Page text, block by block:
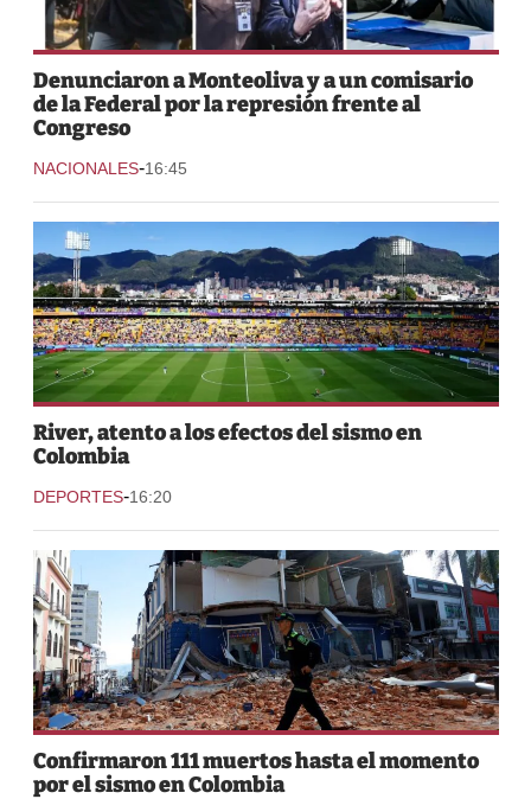
Denunciaron a Monteoliva y a un comisario
de la Federal por la represión frente al
Congreso
NACIONALES-16:45
River, atento a los efectos del sismo en
Colombia
DEPORTES-16:20
Confirmaron 111 muertos hasta el momento
por el sismo en Colombia